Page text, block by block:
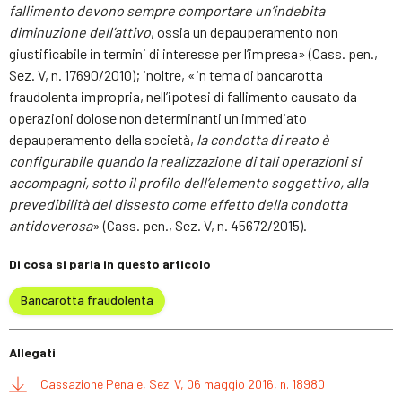
fallimento devono sempre comportare un’indebita
diminuzione dell’attivo, ossia un depauperamento non
giustificabile in termini di interesse per l’impresa» (Cass. pen.,
Sez. V, n. 17690/2010); inoltre, «in tema di bancarotta
fraudolenta impropria, nell’ipotesi di fallimento causato da
operazioni dolose non determinanti un immediato
depauperamento della società, la condotta di reato è
configurabile quando la realizzazione di tali operazioni si
accompagni, sotto il profilo dell’elemento soggettivo, alla
prevedibilità del dissesto come effetto della condotta
antidoverosa» (Cass. pen., Sez. V, n. 45672/2015).
Di cosa si parla in questo articolo
Bancarotta fraudolenta
Allegati
Cassazione Penale, Sez. V, 06 maggio 2016, n. 18980